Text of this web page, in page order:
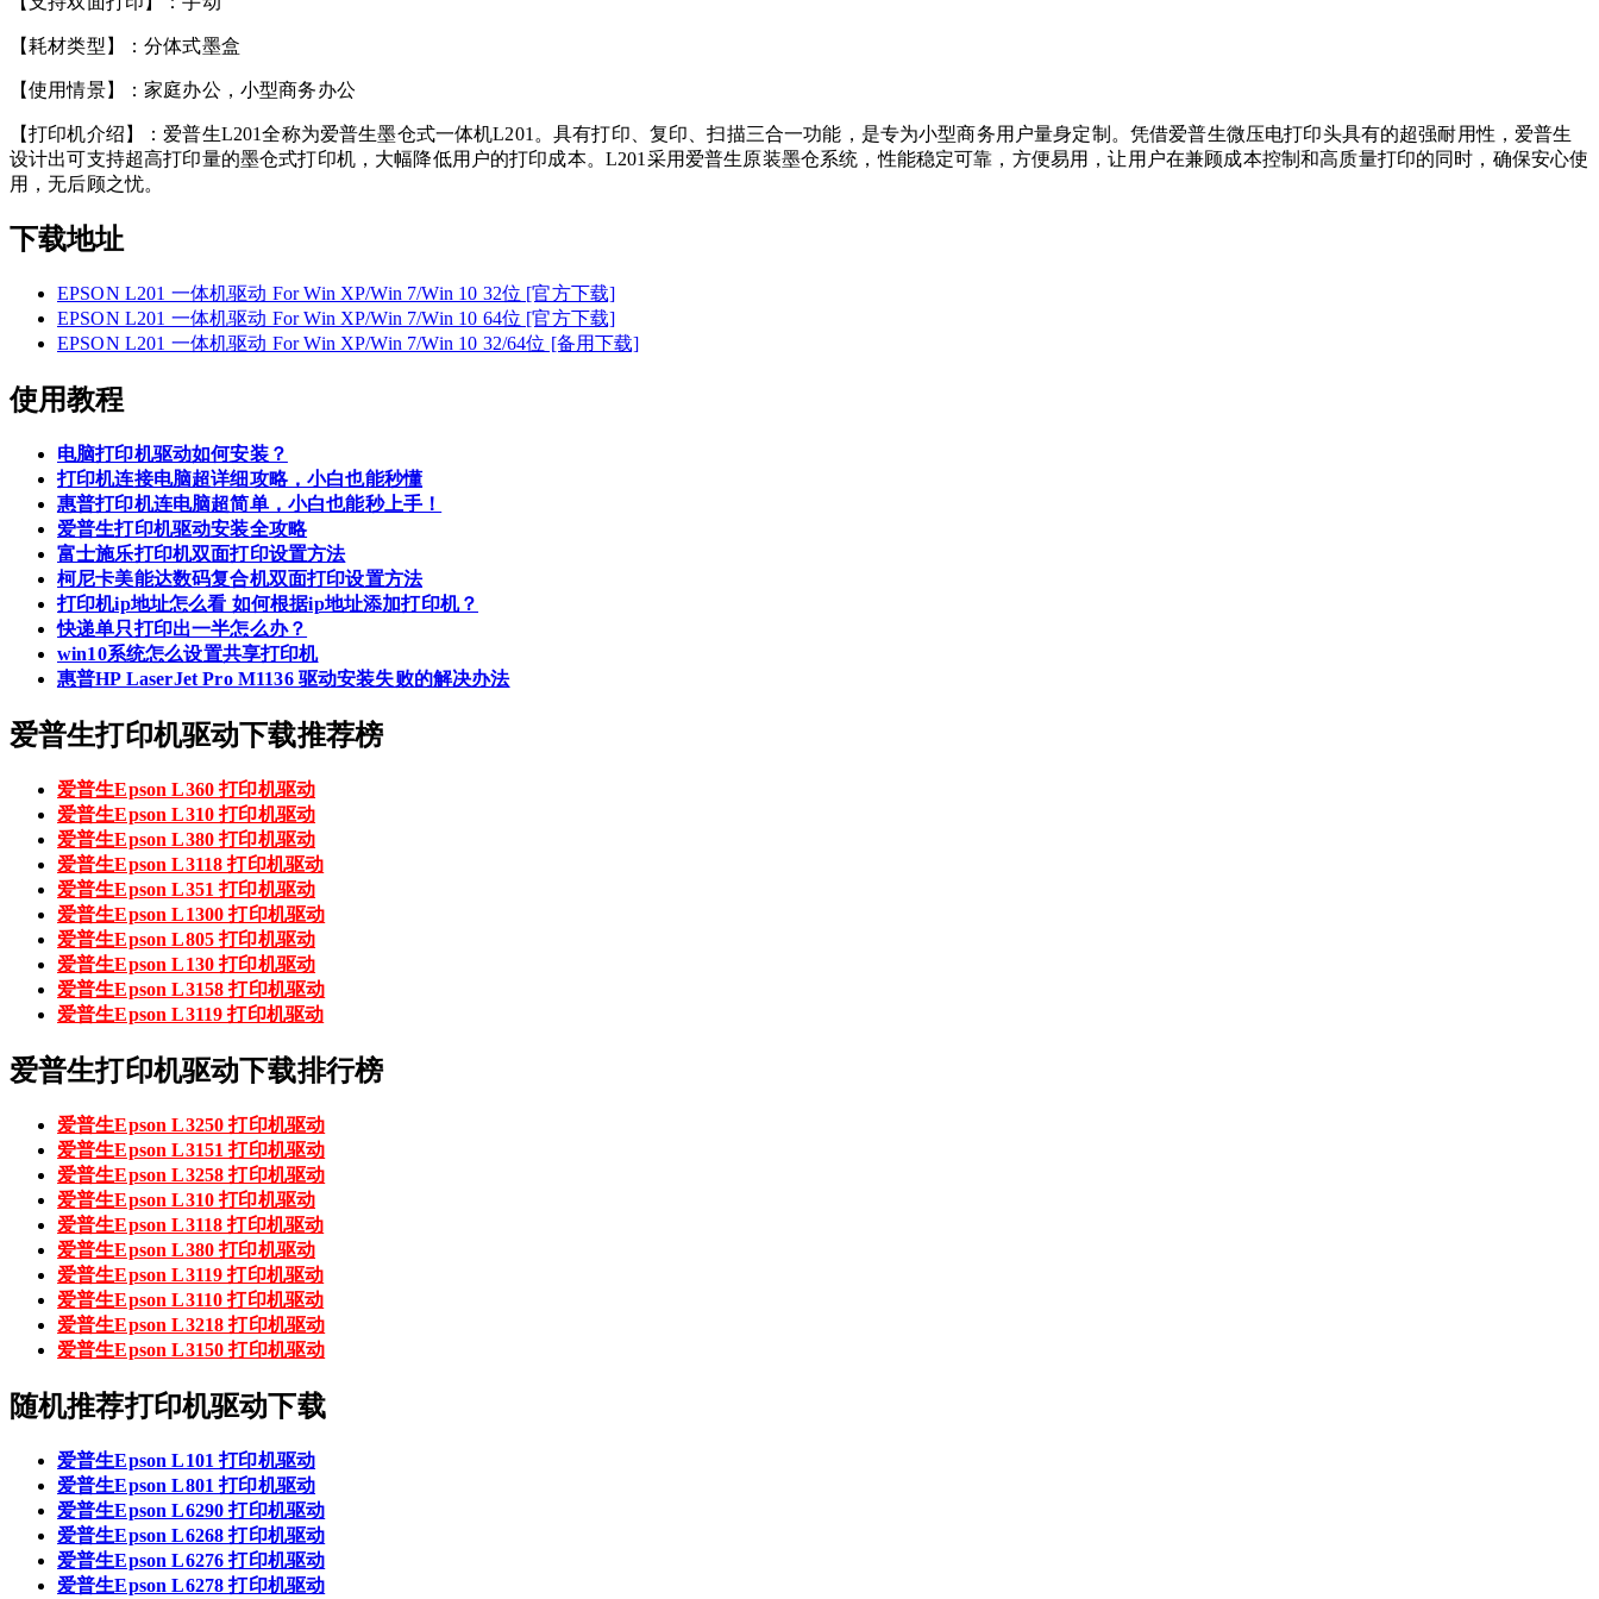
【耗材类型】：分体式墨盒
【使用情景】：家庭办公，小型商务办公
【打印机介绍】：爱普生L201全称为爱普生墨仓式一体机L201。具有打印、复印、扫描三合一功能，是专为小型商务用户量身定制。凭借爱普生微压电打印头具有的超强耐用性，爱普生
设计出可支持超高打印量的墨仓式打印机，大幅降低用户的打印成本。L201采用爱普生原装墨仓系统，性能稳定可靠，方便易用，让用户在兼顾成本控制和高质量打印的同时，确保安心使
用，无后顾之忧。
下载地址
EPSON L201 一体机驱动 For Win XP/Win 7/Win 10 32位 [官方下载]
EPSON L201 一体机驱动 For Win XP/Win 7/Win 10 64位 [官方下载]
EPSON L201 一体机驱动 For Win XP/Win 7/Win 10 32/64位 [备用下载]
使用教程
电脑打印机驱动如何安装？
打印机连接电脑超详细攻略，小白也能秒懂
惠普打印机连电脑超简单，小白也能秒上手！
爱普生打印机驱动安装全攻略
富士施乐打印机双面打印设置方法
柯尼卡美能达数码复合机双面打印设置方法
打印机ip地址怎么看 如何根据ip地址添加打印机？
快递单只打印出一半怎么办？
win10系统怎么设置共享打印机
惠普HP LaserJet Pro M1136 驱动安装失败的解决办法
爱普生打印机驱动下载推荐榜
爱普生Epson L360 打印机驱动
爱普生Epson L310 打印机驱动
爱普生Epson L380 打印机驱动
爱普生Epson L3118 打印机驱动
爱普生Epson L351 打印机驱动
爱普生Epson L1300 打印机驱动
爱普生Epson L805 打印机驱动
爱普生Epson L130 打印机驱动
爱普生Epson L3158 打印机驱动
爱普生Epson L3119 打印机驱动
爱普生打印机驱动下载排行榜
爱普生Epson L3250 打印机驱动
爱普生Epson L3151 打印机驱动
爱普生Epson L3258 打印机驱动
爱普生Epson L310 打印机驱动
爱普生Epson L3118 打印机驱动
爱普生Epson L380 打印机驱动
爱普生Epson L3119 打印机驱动
爱普生Epson L3110 打印机驱动
爱普生Epson L3218 打印机驱动
爱普生Epson L3150 打印机驱动
随机推荐打印机驱动下载
爱普生Epson L101 打印机驱动
爱普生Epson L801 打印机驱动
爱普生Epson L6290 打印机驱动
爱普生Epson L6268 打印机驱动
爱普生Epson L6276 打印机驱动
爱普生Epson L6278 打印机驱动